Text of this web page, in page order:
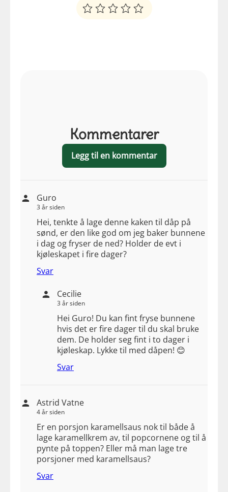
Kommentarer
Legg til en kommentar
Guro
3 år siden
Hei, tenkte å lage denne kaken til dåp på
sønd, er den like god om jeg baker bunnene
i dag og fryser de ned? Holder de evt i
kjøleskapet i fire dager?
Svar
Cecilie
3 år siden
Hei Guro! Du kan fint fryse bunnene
hvis det er fire dager til du skal bruke
dem. De holder seg fint i to dager i
kjøleskap. Lykke til med dåpen! 😊
Svar
Astrid Vatne
4 år siden
Er en porsjon karamellsaus nok til både å
lage karamellkrem av, til popcornene og til å
pynte på toppen? Eller må man lage tre
porsjoner med karamellsaus?
Svar